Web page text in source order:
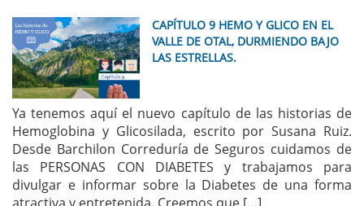
CAPÍTULO 9 HEMO Y GLICO EN EL
VALLE DE OTAL, DURMIENDO BAJO
LAS ESTRELLAS.
Ya tenemos aquí el nuevo capítulo de las historias de
Hemoglobina y Glicosilada, escrito por Susana Ruiz.
Desde Barchilon Correduría de Seguros cuidamos de
las PERSONAS CON DIABETES y trabajamos para
divulgar e informar sobre la Diabetes de una forma